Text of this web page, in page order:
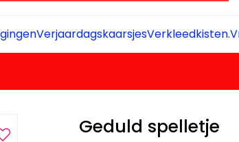
VerjaardagskaarsjesVerkleedkisten.
Geduld spelletje